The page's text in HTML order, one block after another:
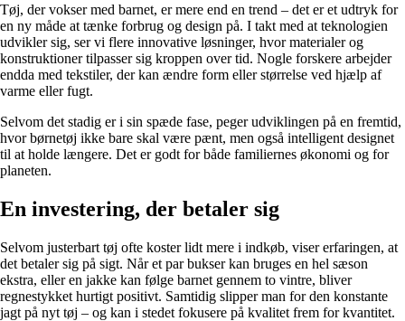
Tøj, der vokser med barnet, er mere end en trend – det er et udtryk for
en ny måde at tænke forbrug og design på. I takt med at teknologien
udvikler sig, ser vi flere innovative løsninger, hvor materialer og
konstruktioner tilpasser sig kroppen over tid. Nogle forskere arbejder
endda med tekstiler, der kan ændre form eller størrelse ved hjælp af
varme eller fugt.
Selvom det stadig er i sin spæde fase, peger udviklingen på en fremtid,
hvor børnetøj ikke bare skal være pænt, men også intelligent designet
til at holde længere. Det er godt for både familiernes økonomi og for
planeten.
En investering, der betaler sig
Selvom justerbart tøj ofte koster lidt mere i indkøb, viser erfaringen, at
det betaler sig på sigt. Når et par bukser kan bruges en hel sæson
ekstra, eller en jakke kan følge barnet gennem to vintre, bliver
regnestykket hurtigt positivt. Samtidig slipper man for den konstante
jagt på nyt tøj – og kan i stedet fokusere på kvalitet frem for kvantitet.